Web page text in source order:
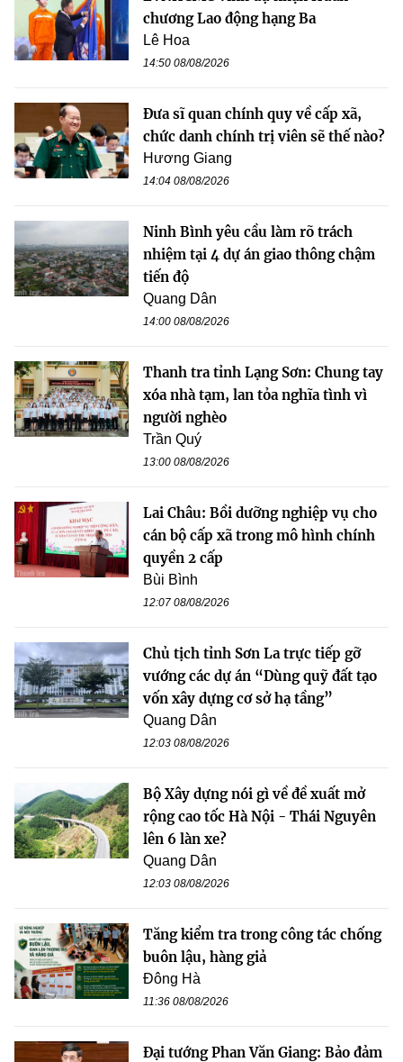
chương Lao động hạng Ba
Lê Hoa
14:50 08/08/2026
Đưa sĩ quan chính quy về cấp xã,
chức danh chính trị viên sẽ thế nào?
Hương Giang
14:04 08/08/2026
Ninh Bình yêu cầu làm rõ trách
nhiệm tại 4 dự án giao thông chậm
tiến độ
Quang Dân
14:00 08/08/2026
Thanh tra tỉnh Lạng Sơn: Chung tay
xóa nhà tạm, lan tỏa nghĩa tình vì
người nghèo
Trần Quý
13:00 08/08/2026
Lai Châu: Bồi dưỡng nghiệp vụ cho
cán bộ cấp xã trong mô hình chính
quyền 2 cấp
Bùi Bình
12:07 08/08/2026
Chủ tịch tỉnh Sơn La trực tiếp gỡ
vướng các dự án “Dùng quỹ đất tạo
vốn xây dựng cơ sở hạ tầng”
Quang Dân
12:03 08/08/2026
Bộ Xây dựng nói gì về đề xuất mở
rộng cao tốc Hà Nội - Thái Nguyên
lên 6 làn xe?
Quang Dân
12:03 08/08/2026
Tăng kiểm tra trong công tác chống
buôn lậu, hàng giả
Đông Hà
11:36 08/08/2026
Đại tướng Phan Văn Giang: Bảo đảm